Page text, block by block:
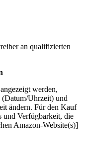
an qualifizierten
werden,
(Datum/Uhrzeit) und
ändern. Für den Kauf
und Verfügbarkeit, die
Amazon-Website(s)]